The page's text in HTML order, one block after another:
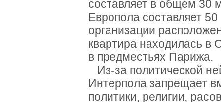
составляет в общем 30
Европола составляет
организации
квартира находилась в
в предместьях Парижа.
Из-за политической
Интерпола запрещает
политики, религии,